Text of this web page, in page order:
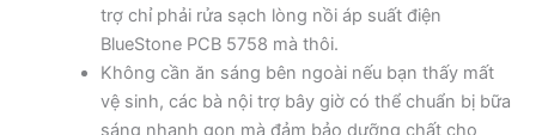
trợ chỉ phải rửa sạch lòng nồi áp suất điện
BlueStone PCB 5758 mà thôi.
Không cần ăn sáng bên ngoài nếu bạn thấy mất
vệ sinh, các bà nội trợ bây giờ có thể chuẩn bị bữa
sáng nhanh gọn mà đảm bảo dưỡng chất cho